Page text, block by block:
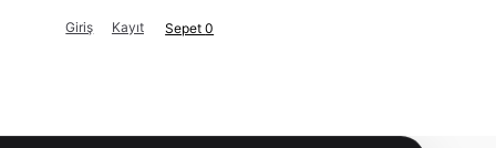
Giriş Kayıt Sepet0